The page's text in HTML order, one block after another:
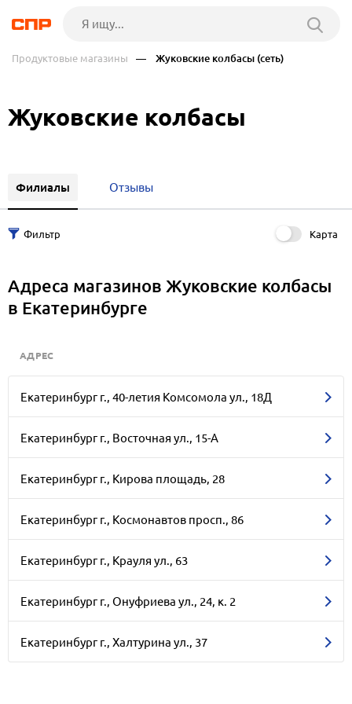
Продуктовые магазины — Жуковские колбасы (сеть)
Жуковские колбасы
Филиалы Отзывы
Карта
Адреса магазинов Жуковские колбасы
в Екатеринбурге
АДРЕС
Екатеринбург г., 40-летия Комсомола ул., 18Д
Екатеринбург г., Восточная ул., 15-А
Екатеринбург г., Кирова площадь, 28
Екатеринбург г., Космонавтов просп., 86
Екатеринбург г., Крауля ул., 63
Екатеринбург г., Онуфриева ул., 24, к. 2
Екатеринбург г., Халтурина ул., 37